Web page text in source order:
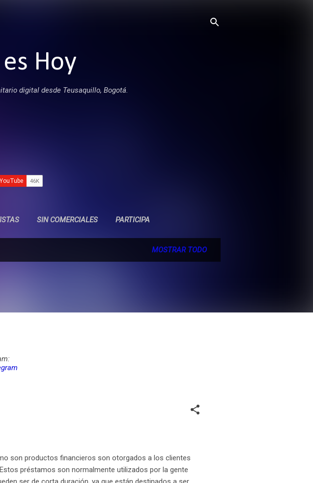
Hoy
digital desde Teusaquillo, Bogotá.
SIN COMERCIALES PARTICIPA
MOSTRAR TODO
son productos financieros son otorgados a los clientes
préstamos son normalmente utilizados por la gente